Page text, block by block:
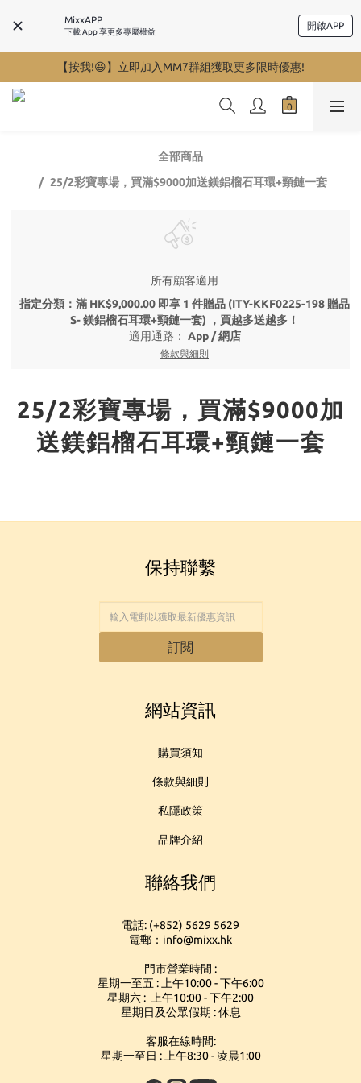
MixxAPP
下載 App 享更多專屬權益
開啟APP
【按我!😆】立即加入MM7群組獲取更多限時優惠!
全部商品
25/2彩寶專場，買滿$9000加送鎂鋁榴石耳環+頸鏈一套
所有顧客適用
指定分類：滿 HK$9,000.00 即享 1 件贈品 (ITY-KKF0225-198 贈品
S- 鎂鋁榴石耳環+頸鏈一套) ，買越多送越多！
適用通路： App / 網店
條款與細則
25/2彩寶專場，買滿$9000加
送鎂鋁榴石耳環+頸鏈一套
保持聯繫
訂閱
網站資訊
購買須知
條款與細則
私隱政策
品牌介紹
聯絡我們
電話: (+852) 5629 5629
電郵：info@mixx.hk
門市營業時間 :
星期一至五 : 上午10:00 - 下午6:00
星期六 : 上午10:00 - 下午2:00
星期日及公眾假期 : 休息
客服在線時間:
星期一至日 : 上午8:30 - 凌晨1:00